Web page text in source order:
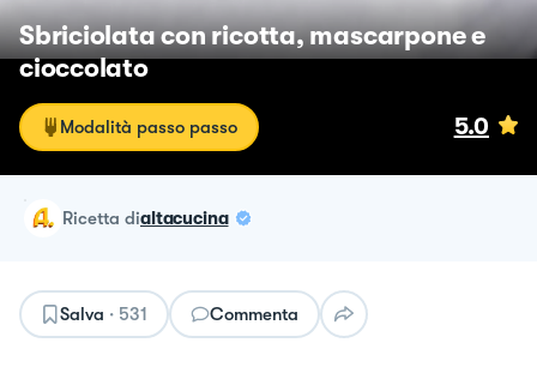
Sbriciolata con ricotta, mascarpone e
cioccolato
Modalità passo passo 5.0
ricetta dialtacucina
Salva · 531 Commenta